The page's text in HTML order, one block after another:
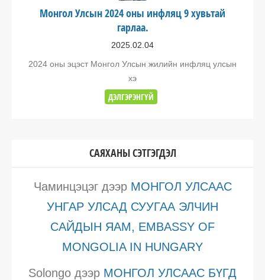
Монгол Улсын 2024 оны инфляц 9 хувьтай
гарлаа.
2025.02.04
2024 оны эцэст Монгол Улсын жилийн инфляц улсын
хэ
ДЭЛГЭРЭНГҮЙ
САЯХАНЫ СЭТГЭГДЭЛ
Чаминцэцэгдээр МОНГОЛ УЛСААС
УНГАР УЛСАД СУУГАА ЭЛЧИН
САЙДЫН ЯАМ, EMBASSY OF
MONGOLIA IN HUNGARY
Solongo дээр МОНГОЛ УЛСААС БҮГД